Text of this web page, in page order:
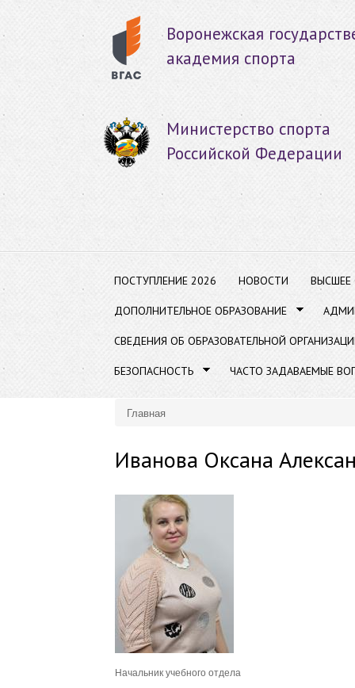
Воронежская
академия спорта
Министерство спорта
Российской Федерации
ПОСТУПЛЕНИЕ 2026 НОВОСТИ ВЫСШЕЕ
ДОПОЛНИТЕЛЬНОЕ ОБРАЗОВАНИЕ
СВЕДЕНИЯ ОБ ОБРАЗОВАТЕЛЬНОЙ
БЕЗОПАСНОСТЬ ЧАСТО ЗАДАВАЕМЫЕ
Вы здесь
Главная
Иванова Оксана
Начальник учебного отдела